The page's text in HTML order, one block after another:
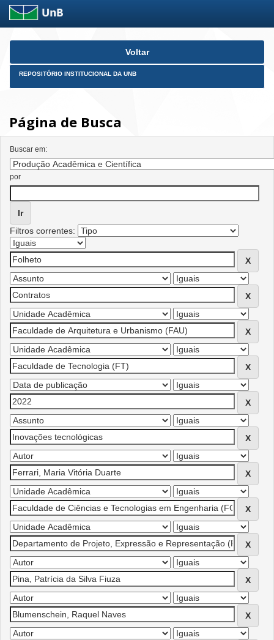
Skip
Voltar
REPOSITÓRIO INSTITUCIONAL DA UNB
Página de Busca
Buscar em:
por
Filtros correntes: